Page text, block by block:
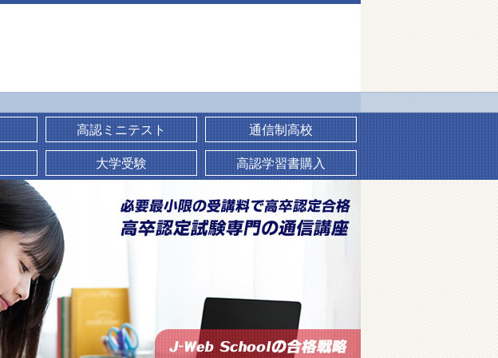
高認ミニテスト
通信制高校
大学受験 高認学習書購入